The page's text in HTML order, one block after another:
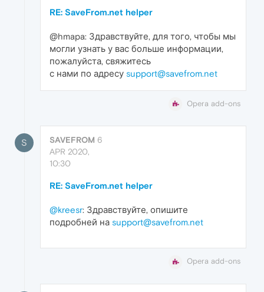
RE: SaveFrom.net helper
@hmapa: Здравствуйте, для того, чтобы мы
могли узнать у вас больше информации,
пожалуйста, свяжитесь
с нами по адресу support@savefrom.net
Opera add-ons
S SAVEFROM 6
APR 2020,
10:30
RE: SaveFrom.net helper
@kreesr: Здравствуйте, опишите
подробней на support@savefrom.net
Opera add-ons